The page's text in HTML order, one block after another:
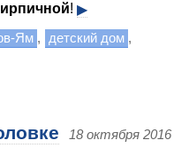
! ▶
Ям , детский дом ,
18 октября 2016